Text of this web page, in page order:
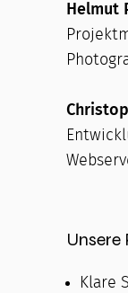
Helmut
Unsere
Klare